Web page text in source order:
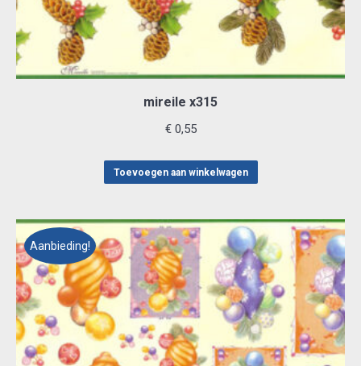
mireile x315
€0,55
Toevoegen aan winkelwagen
Aanbieding!